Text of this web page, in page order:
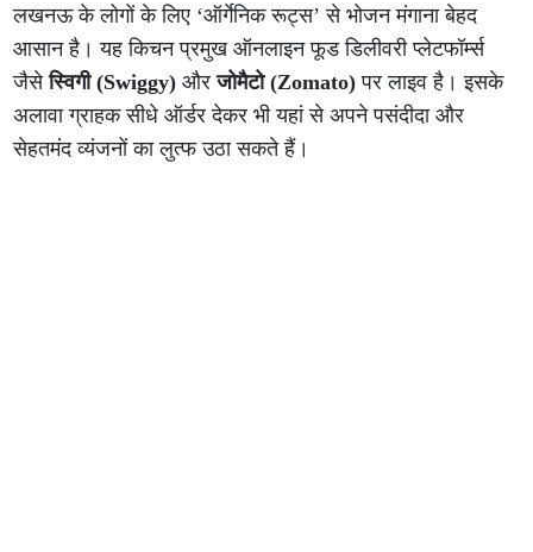
लखनऊ के लोगों के लिए ‘ऑर्गेनिक रूट्स’ से भोजन मंगाना बेहद
आसान है। यह किचन प्रमुख ऑनलाइन फूड डिलीवरी प्लेटफॉर्म्स
जैसेस्विगी (Swiggy) औरजोमैटो (Zomato) पर लाइव है। इसके
अलावा ग्राहक सीधे ऑर्डर देकर भी यहां से अपने पसंदीदा और
सेहतमंद व्यंजनों का लुत्फ उठा सकते हैं।